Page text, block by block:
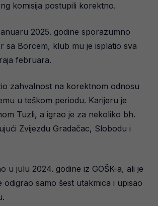
komisija postupili korektno.
2025. godine sporazumno
sa Borcem, klub mu je isplatio sva
februara.
zahvalnost na korektnom odnosu
u teškom periodu. Karijeru je
Tuzli, a igrao je za nekoliko bh.
Zvijezdu Gradačac, Slobodu i
u julu 2024. godine iz GOŠK-a, ali je
odigrao samo šest utakmica i upisao